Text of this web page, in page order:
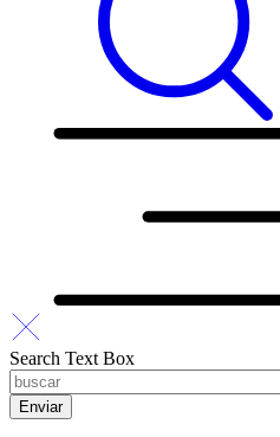
Search Text Box